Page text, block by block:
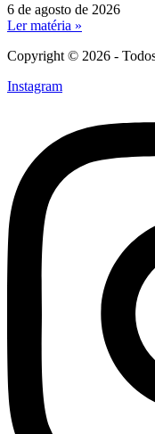
6 de agosto de 2026
Ler matéria »
Copyright © 2026 -
Instagram